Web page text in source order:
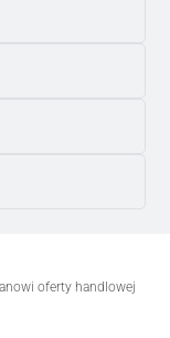
oferty handlowej